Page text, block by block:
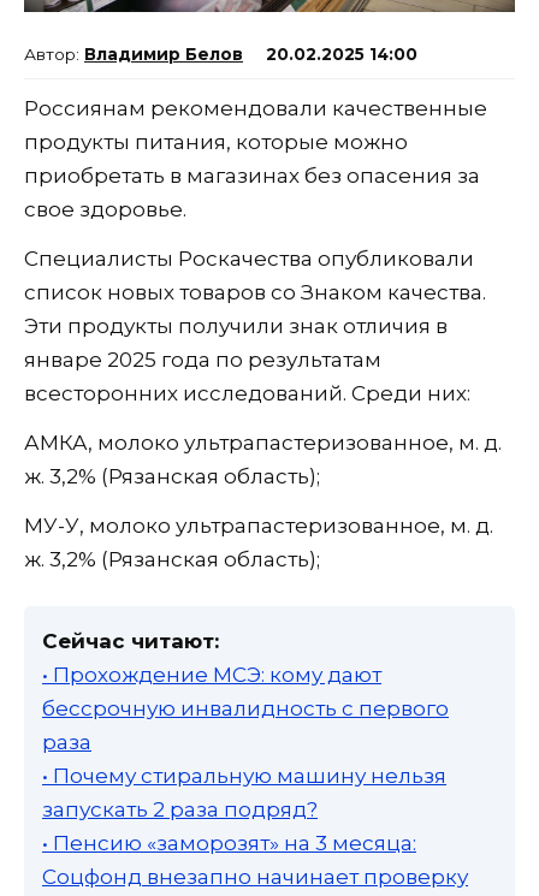
Владимир Белов 20.02.2025 14:00
Россиянам рекомендовали качественные
продукты питания, которые можно
приобретать в магазинах без опасения за
свое здоровье.
Специалисты Роскачества опубликовали
список новых товаров со Знаком качества.
Эти продукты получили знак отличия в
январе 2025 года по результатам
всесторонних исследований. Среди них:
АМКА, молоко ультрапастеризованное, м. д.
ж. 3,2% (Рязанская область);
МУ-У, молоко ультрапастеризованное, м. д.
ж. 3,2% (Рязанская область);
Сейчас читают:
• Прохождение МСЭ: кому дают
бессрочную инвалидность с первого
раза
• Почему стиральную машину нельзя
запускать 2 раза подряд?
• Пенсию «заморозят» на 3 месяца:
Соцфонд внезапно начинает проверку